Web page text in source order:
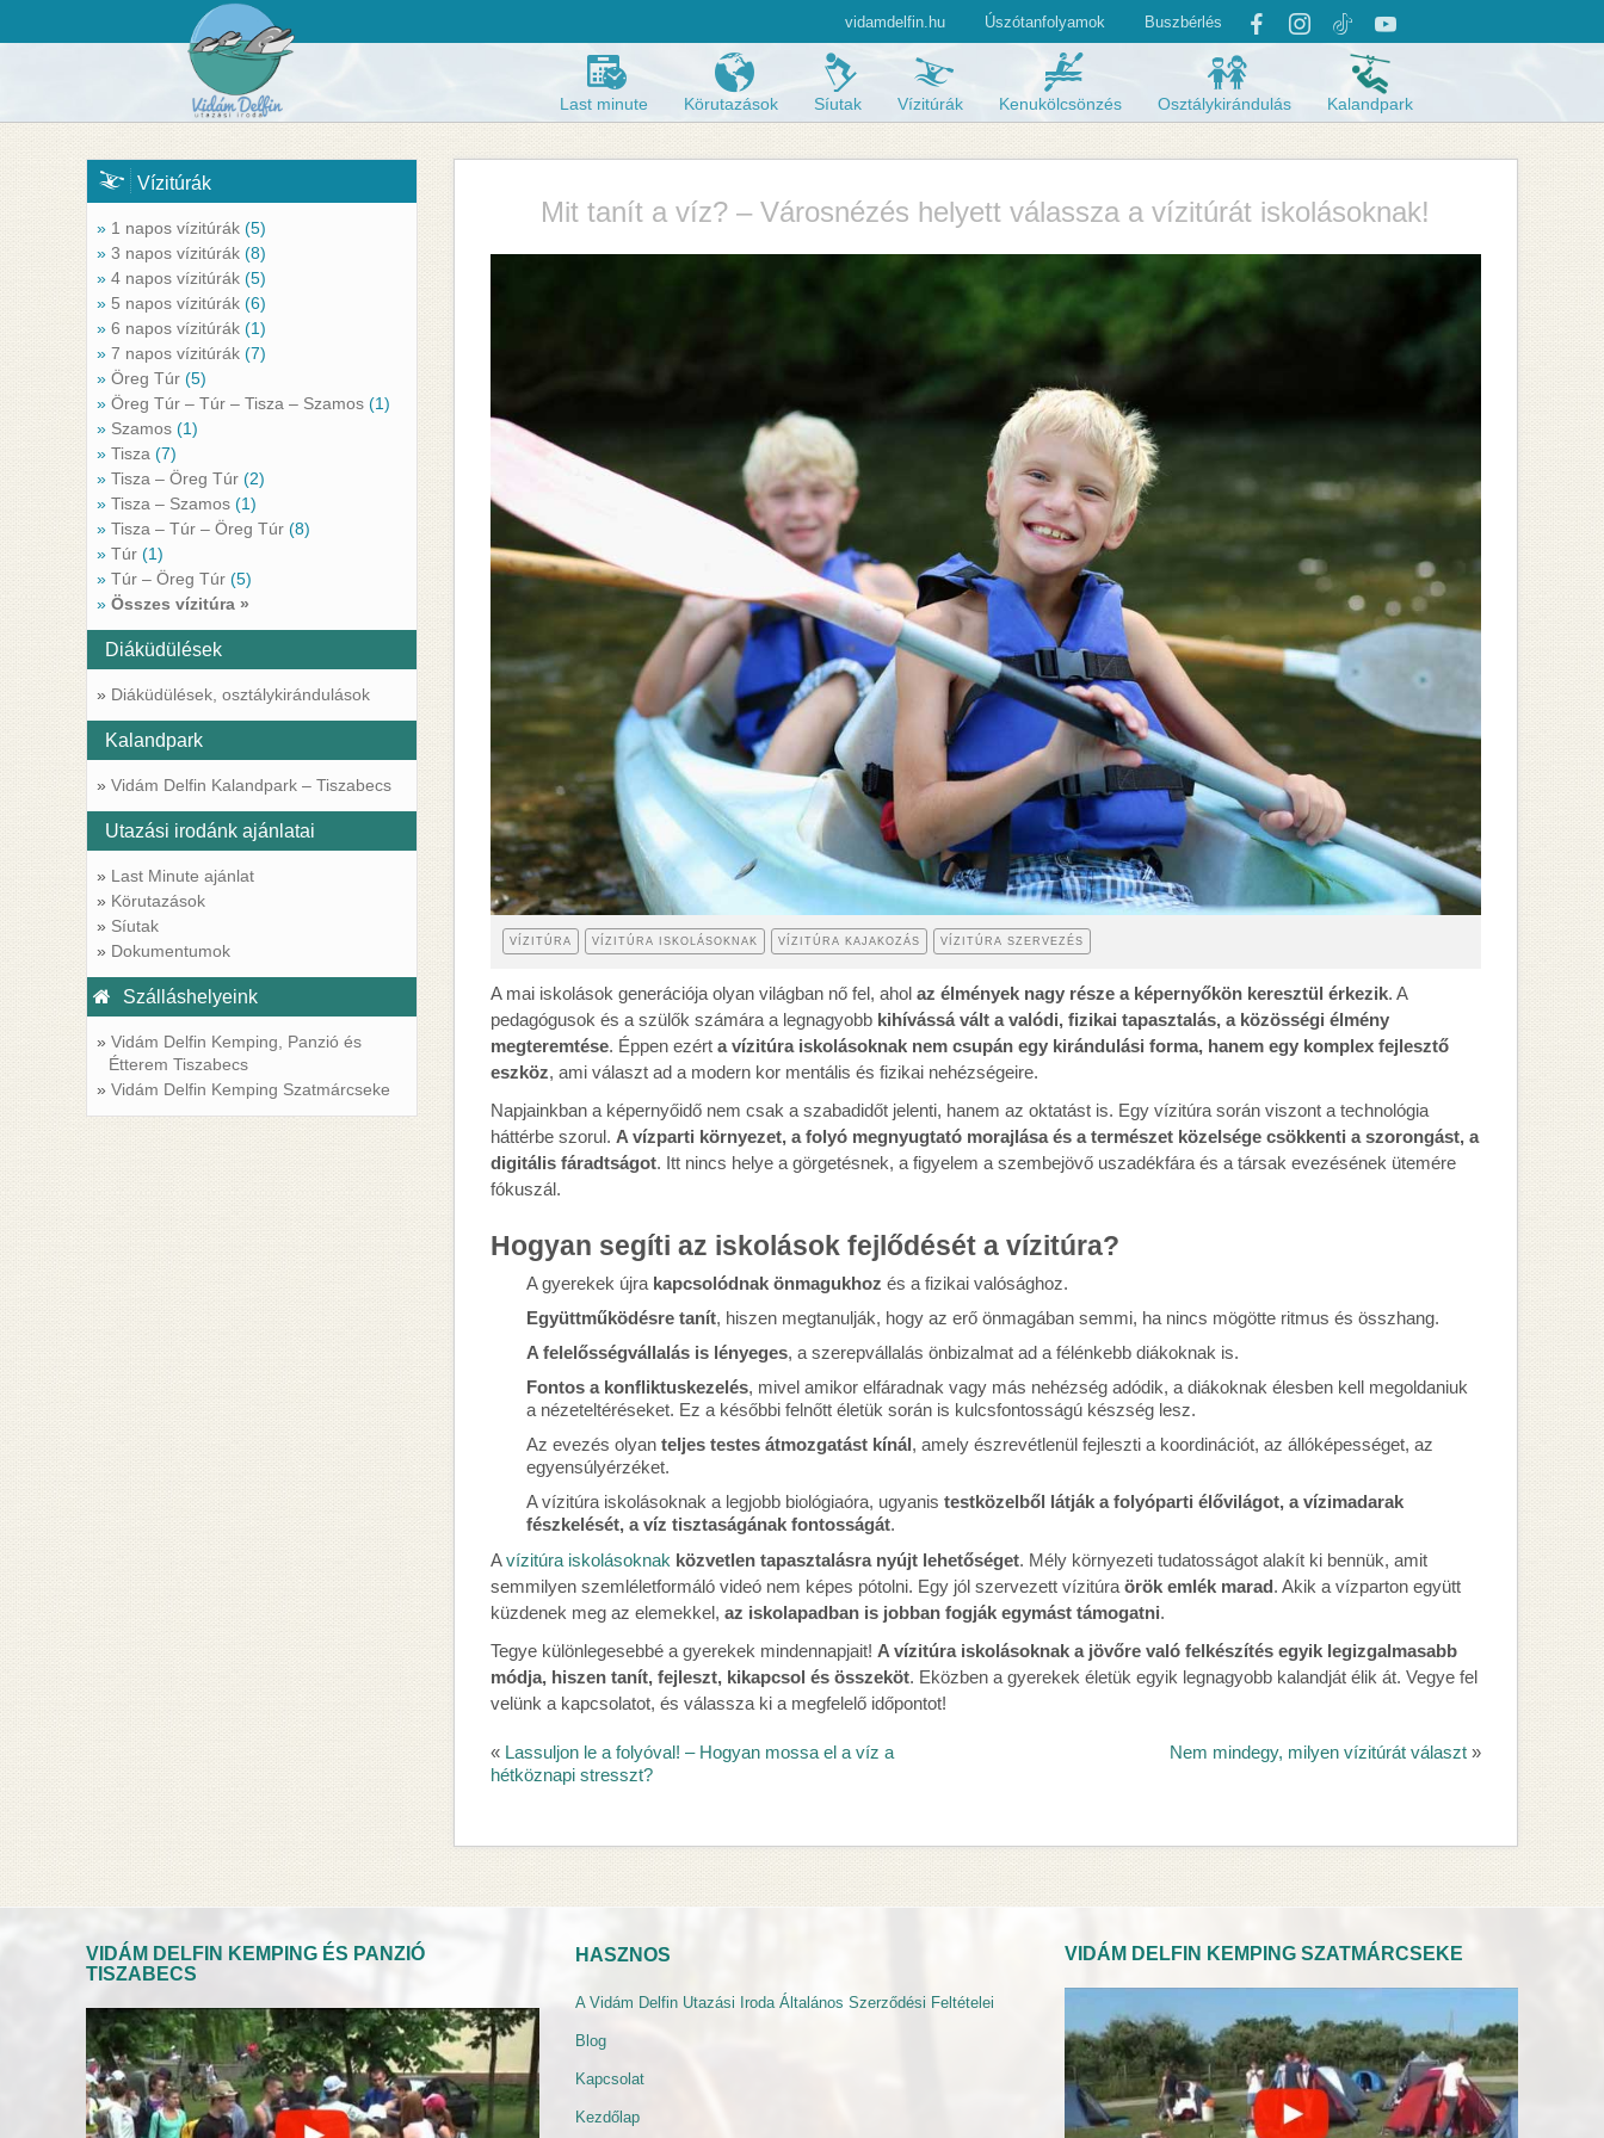
Körutazások
Vízitúrák
Kenukölcsönzés
Osztálykirándulások
Kalandpark
Kapcsolat
   
vidamdelfin.hu Úszótanfolyamok Buszbérlés
Last minute Körutazások Síutak Vízitúrák Kenukölcsönzés Osztálykirándulás Kalandpark
Vízitúrák
1 napos vízitúrák (5)
3 napos vízitúrák (8)
4 napos vízitúrák (5)
5 napos vízitúrák (6)
6 napos vízitúrák (1)
7 napos vízitúrák (7)
Öreg Túr (5)
Öreg Túr – Túr – Tisza – Szamos (1)
Szamos (1)
Tisza (7)
Tisza – Öreg Túr (2)
Tisza – Szamos (1)
Tisza – Túr – Öreg Túr (8)
Túr (1)
Túr – Öreg Túr (5)
Összes vízitúra »
Diáküdülések
Diáküdülések, osztálykirándulások
Kalandpark
Vidám Delfin Kalandpark – Tiszabecs
Utazási irodánk ajánlatai
Last Minute ajánlat
Körutazások
Síutak
Dokumentumok
Szálláshelyeink
Vidám Delfin Kemping, Panzió és
Étterem Tiszabecs
Vidám Delfin Kemping Szatmárcseke
Mit tanít a víz? – Városnézés helyett válassza a vízitúrát iskolásoknak!
VÍZITÚRA VÍZITÚRA ISKOLÁSOKNAK VÍZITÚRA KAJAKOZÁS VÍZITÚRA SZERVEZÉS
A mai iskolások generációja olyan világban nő fel, ahol az élmények nagy része a képernyőkön keresztül érkezik. A
pedagógusok és a szülők számára a legnagyobb kihívássá vált a valódi, fizikai tapasztalás, a közösségi élmény
megteremtése. Éppen ezért a vízitúra iskolásoknak nem csupán egy kirándulási forma, hanem egy komplex fejlesztő
eszköz, ami választ ad a modern kor mentális és fizikai nehézségeire.
Napjainkban a képernyőidő nem csak a szabadidőt jelenti, hanem az oktatást is. Egy vízitúra során viszont a technológia
háttérbe szorul. A vízparti környezet, a folyó megnyugtató morajlása és a természet közelsége csökkenti a szorongást, a
digitális fáradtságot. Itt nincs helye a görgetésnek, a figyelem a szembejövő uszadékfára és a társak evezésének ütemére
fókuszál.
Hogyan segíti az iskolások fejlődését a vízitúra?
A gyerekek újrakapcsolódnak önmagukhoz és a fizikai valósághoz.
Együttműködésre tanít, hiszen megtanulják, hogy az erő önmagában semmi, ha nincs mögötte ritmus és összhang.
A felelősségvállalás is lényeges, a szerepvállalás önbizalmat ad a félénkebb diákoknak is.
Fontos a konfliktuskezelés, mivel amikor elfáradnak vagy más nehézség adódik, a diákoknak élesben kell megoldaniuk
a nézeteltéréseket. Ez a későbbi felnőtt életük során is kulcsfontosságú készség lesz.
Az evezés olyanteljes testes átmozgatást kínál, amely észrevétlenül fejleszti a koordinációt, az állóképességet, az
egyensúlyérzéket.
A vízitúra iskolásoknak a legjobb biológiaóra, ugyanis testközelből látják a folyóparti élővilágot, a vízimadarak
fészkelését, a víz tisztaságának fontosságát.
Avízitúra iskolásoknak közvetlen tapasztalásra nyújt lehetőséget. Mély környezeti tudatosságot alakít ki bennük, amit
semmilyen szemléletformáló videó nem képes pótolni. Egy jól szervezett vízitúra örök emlék marad. Akik a vízparton együtt
küzdenek meg az elemekkel, az iskolapadban is jobban fogják egymást támogatni.
Tegye különlegesebbé a gyerekek mindennapjait! A vízitúra iskolásoknak a jövőre való felkészítés egyik legizgalmasabb
módja, hiszen tanít, fejleszt, kikapcsol és összeköt. Eközben a gyerekek életük egyik legnagyobb kalandját élik át. Vegye fel
velünk a kapcsolatot, és válassza ki a megfelelő időpontot!
« Lassuljon le a folyóval! – Hogyan mossa el a víz a
hétköznapi stresszt?
Nem mindegy, milyen vízitúrát választ »
VIDÁM DELFIN KEMPING ÉS PANZIÓ
TISZABECS
HASZNOS
A Vidám Delfin Utazási Iroda Általános Szerződési Feltételei
Blog
Kapcsolat
Kezdőlap
VIDÁM DELFIN KEMPING SZATMÁRCSEKE